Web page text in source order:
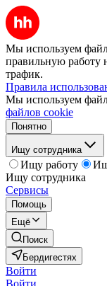
Мы используем
правильную работу
трафик.
Правила
Мы используем
файлов cookie
Понятно
Ищу сотрудника
Ищу работу
Ищу сотрудника
Сервисы
Помощь
Ещё
Поиск
Бердигестях
Войти
Войти